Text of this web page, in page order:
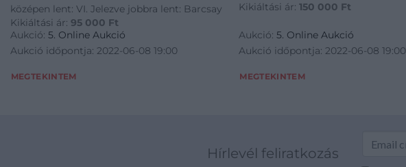
középen lent: VI. Jelezve jobbra lent: Barcsay
Kikiáltási ár: 95 000 Ft
Aukció: 5. Online Aukció
Aukció időpontja: 2022-06-08 19:00
MEGTEKINTEM
Kikiáltási ár:150 000 Ft
Aukció:5. Online Aukció
Aukció időpontja: 2022-06-08 19:00
MEGTEKINTEM
Hírlevél feliratkozás